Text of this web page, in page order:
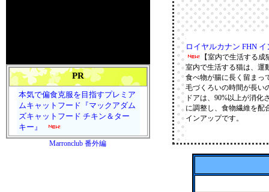
PR
本気で偏食克服を目指すプレミア
ムキャットフード『マックアダム
ズキャットフード チキン＆ター
キー』
Marronclub 番外編
ロイヤルカナン FHN
【室内で生活する
室内で生活する猫は、運
食べ物が腸に長く留まっ
毛づくろいの時間が長い
ドアは、90%以上が消化
に調整し、食物繊維を配
インアップです。